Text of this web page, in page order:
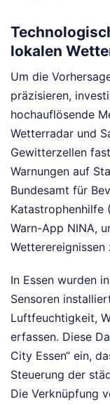
lokalen
Um die
präzisieren,
hochauflösende
Wetterradar und
Gewitterzellen
Warnungen auf
Bundesamt für
Katastrophenhilfe
Warn-App NINA,
Wetterereignissen
In Essen wurden
Sensoren
Luftfeuchtigkeit,
erfassen. Diese
City Essen“ ein,
Steuerung der
Die Verknüpfung